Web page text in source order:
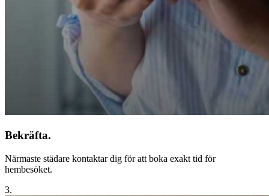
Bekräfta.
Närmaste städare kontaktar dig för att boka exakt tid för
hembesöket.
3.